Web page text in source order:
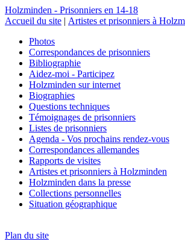
Holzminden - Prisonniers en 14-18
Accueil du site | Artistes et prisonniers à
Photos
Correspondances de prisonniers
Bibliographie
Aidez-moi - Participez
Holzminden sur internet
Biographies
Questions techniques
Témoignages de prisonniers
Listes de prisonniers
Agenda - Vos prochains rendez-vous
Correspondances allemandes
Rapports de visites
Artistes et prisonniers à Holzminden
Holzminden dans la presse
Collections personnelles
Situation géographique
Plan du site